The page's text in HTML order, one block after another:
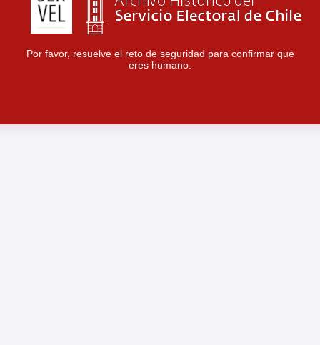
Por favor, resuelve el reto de seguridad para confirmar que
eres humano.